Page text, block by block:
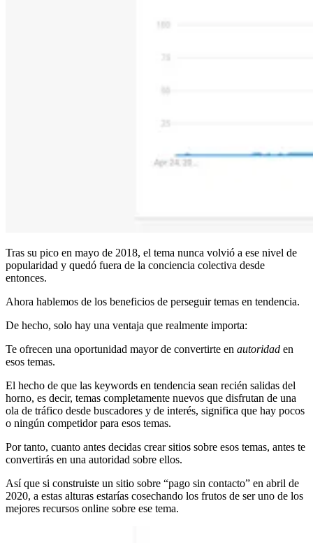
Tras su pico en mayo de 2018, el tema nunca volvió a ese nivel de
popularidad y quedó fuera de la conciencia colectiva desde
entonces.
Ahora hablemos de los beneficios de perseguir temas en tendencia.
De hecho, solo hay una ventaja que realmente importa:
Te ofrecen una oportunidad mayor de convertirte en autoridad en
esos temas.
El hecho de que las keywords en tendencia sean recién salidas del
horno, es decir, temas completamente nuevos que disfrutan de una
ola de tráfico desde buscadores y de interés, significa que hay pocos
o ningún competidor para esos temas.
Por tanto, cuanto antes decidas crear sitios sobre esos temas, antes te
convertirás en una autoridad sobre ellos.
Así que si construiste un sitio sobre “pago sin contacto” en abril de
2020, a estas alturas estarías cosechando los frutos de ser uno de los
mejores recursos online sobre ese tema.